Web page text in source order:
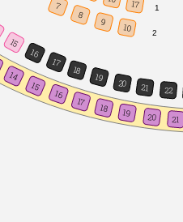
1
2
15
7
8
16
14
17
9
15
17
10
16
18
19
17
18
20 21
19 20
22
21